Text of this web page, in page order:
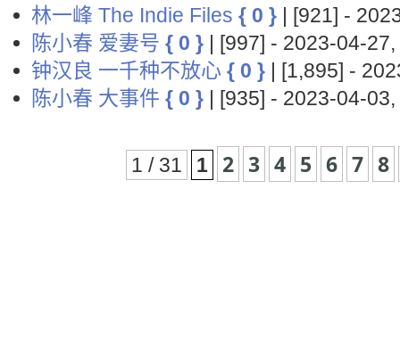
林一峰 The Indie Files { 0 } | [921] -
陈小春 爱妻号 { 0 } | [997] - 2023-04-
钟汉良 一千种不放心 { 0 } | [1,895] -
陈小春 大事件 { 0 } | [935] - 2023-04-
1 / 31 1 2 3 4 5 6 7 8